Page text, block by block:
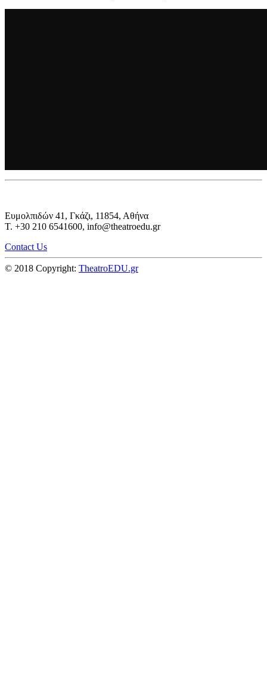
Ευμολπιδών 41, Γκάζι, 11854, Αθήνα
T. +30 210 6541600, info@theatroedu.gr
Contact Us
© 2018 Copyright: TheatroEDU.gr